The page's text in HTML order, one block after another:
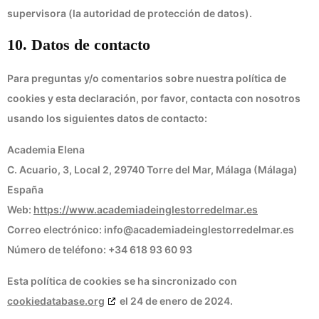
supervisora (la autoridad de protección de datos).
10. Datos de contacto
Para preguntas y/o comentarios sobre nuestra política de
cookies y esta declaración, por favor, contacta con nosotros
usando los siguientes datos de contacto:
Academia Elena
C. Acuario, 3, Local 2, 29740 Torre del Mar, Málaga (Málaga)
España
Web: https://www.academiadeinglestorredelmar.es
Correo electrónico: info@academiadeinglestorredelmar.es
Número de teléfono: +34 618 93 60 93
Esta política de cookies se ha sincronizado con
cookiedatabase.org
el 24 de enero de 2024.